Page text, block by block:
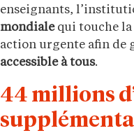
enseignants,
mondialequi touche la
action urgente afin de
accessible à tous.
44 millions